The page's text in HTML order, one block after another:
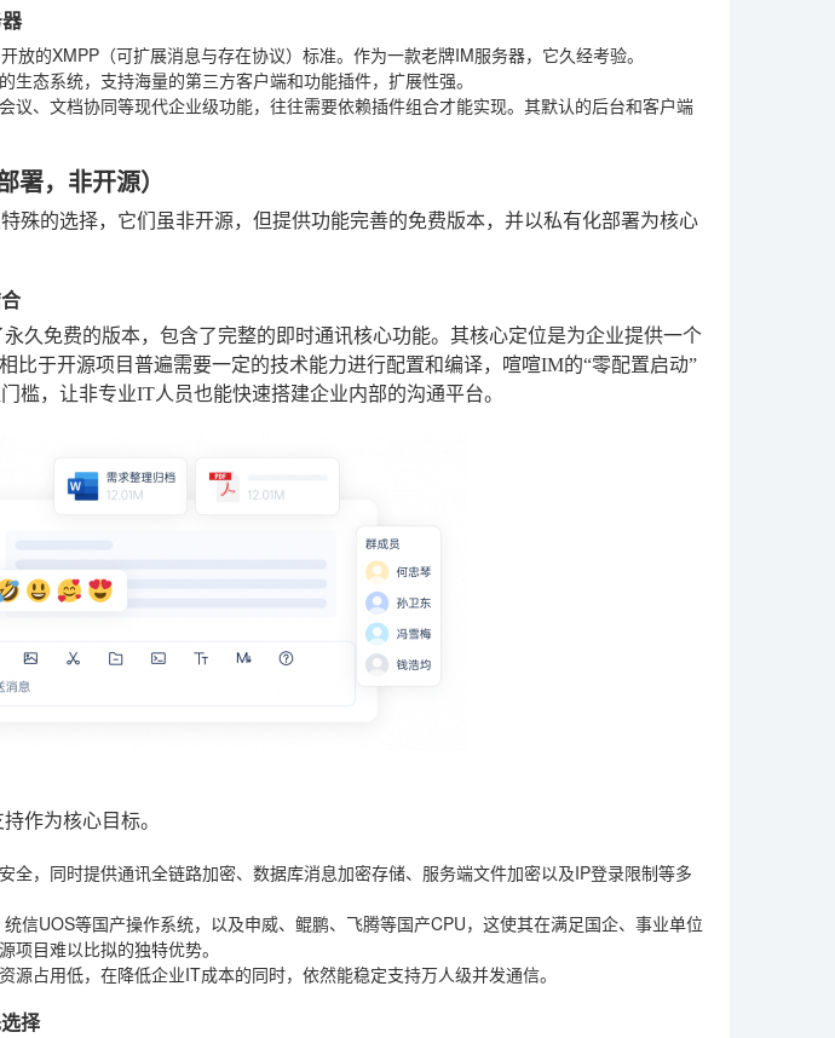
放的XMPP（可扩展消息与存在协议）标准。作为一款老牌IM服务器，它久经考验。
生态系统，支持海量的第三方客户端和功能插件，扩展性强。
议、文档协同等现代企业级功能，往往需要依赖插件组合才能实现。其默认的后台和客户端
，非开源）
殊的选择，它们虽非开源，但提供功能完善的免费版本，并以私有化部署为核心
久免费的版本，包含了完整的即时通讯核心功能。其核心定位是为企业提供一个
比于开源项目普遍需要一定的技术能力进行配置和编译，喧喧IM的“零配置启动”
槛，让非专业IT人员也能快速搭建企业内部的沟通平台。
作为核心目标。
全，同时提供通讯全链路加密、数据库消息加密存储、服务端文件加密以及IP登录限制等多
信UOS等国产操作系统，以及申威、鲲鹏、飞腾等国产CPU，这使其在满足国企、事业单位
项目难以比拟的独特优势。
源占用低，在降低企业IT成本的同时，依然能稳定支持万人级并发通信。
择